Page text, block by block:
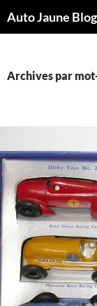
Auto Jaune Blog
Archives par